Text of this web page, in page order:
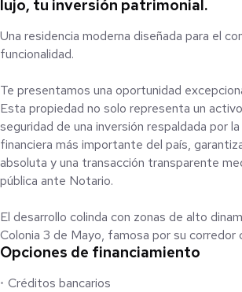
lujo, tu inversión patrimonial.
Una residencia moderna diseñada para el
funcionalidad.
Te presentamos una oportunidad
Esta propiedad no solo representa un
seguridad de una inversión respaldada por
financiera más importante del país,
absoluta y una transacción transparente
pública ante Notario.
El desarrollo colinda con zonas de alto
Colonia 3 de Mayo, famosa por su corredor
artesanías y servicios, situada a pocos
Opciones de financiamiento
Créditos bancarios